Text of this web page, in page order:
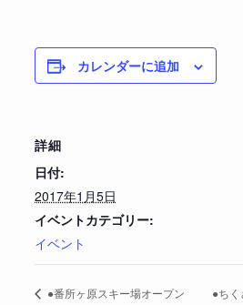
カレンダーに追加
詳細
日付:
2017年1月5日
イベントカテゴリー:
イベント
●番所ヶ原スキー場オープン ●ち